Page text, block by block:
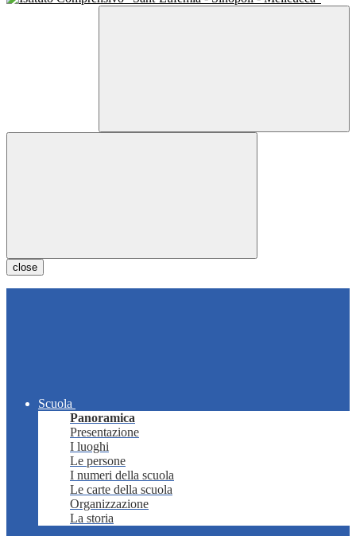
close
Scuola
Panoramica
Presentazione
I luoghi
Le persone
I numeri della scuola
Le carte della scuola
Organizzazione
La storia